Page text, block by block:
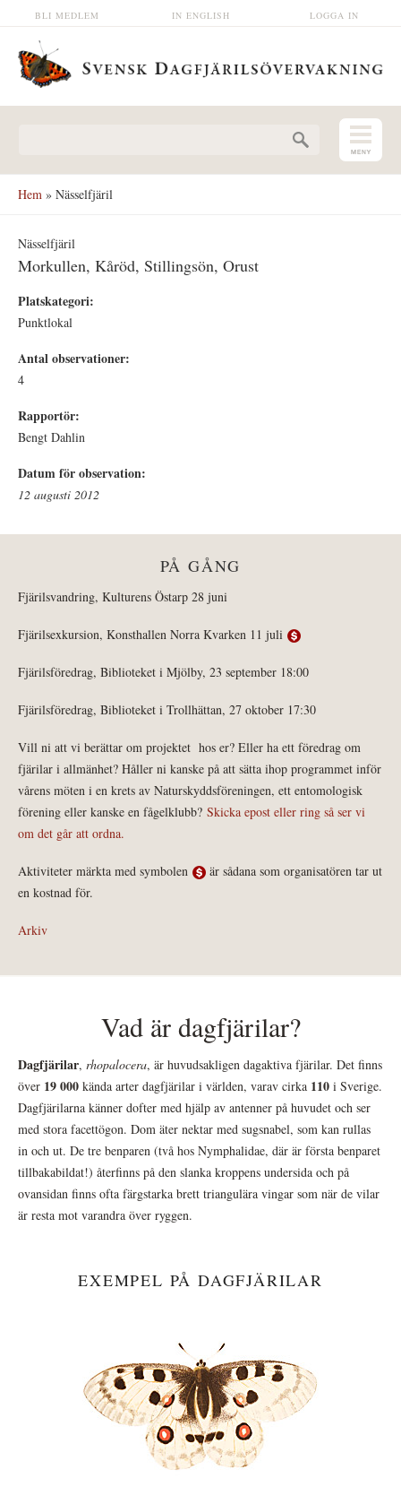
Hoppa till huvudinnehåll LOGGA IN
IN ENGLISH
BLI MEDLEM
Hem » Nässelfjäril
Nässelfjäril
Morkullen, Kåröd, Stillingsön, Orust
Platskategori:
Punktlokal
Antal observationer:
4
Rapportör:
Bengt Dahlin
Datum för observation:
12 augusti 2012
PÅ GÅNG
Fjärilsvandring, Kulturens Östarp 28 juni
Fjärilsexkursion, Konsthallen Norra Kvarken 11 juli
Fjärilsföredrag, Biblioteket i Mjölby, 23 september 18:00
Fjärilsföredrag, Biblioteket i Trollhättan, 27 oktober 17:30
Vill ni att vi berättar om projektet hos er? Eller ha ett föredrag om
fjärilar i allmänhet? Håller ni kanske på att sätta ihop programmet inför
vårens möten i en krets av Naturskyddsföreningen, ett entomologisk
förening eller kanske en fågelklubb? Skicka epost eller ring så ser vi
om det går att ordna.
Aktiviteter märkta med symbolen
är sådana som organisatören tar ut
en kostnad för.
Arkiv
Vad är dagfjärilar?
Dagfjärilar, rhopalocera, är huvudsakligen dagaktiva fjärilar. Det finns
över 19 000 kända arter dagfjärilar i världen, varav cirka 110 i Sverige.
Dagfjärilarna känner dofter med hjälp av antenner på huvudet och ser
med stora facettögon. Dom äter nektar med sugsnabel, som kan rullas
in och ut. De tre benparen (två hos Nymphalidae, där är första benparet
tillbakabildat!) återfinns på den slanka kroppens undersida och på
ovansidan finns ofta färgstarka brett triangulära vingar som när de vilar
är resta mot varandra över ryggen.
EXEMPEL PÅ DAGFJÄRILAR